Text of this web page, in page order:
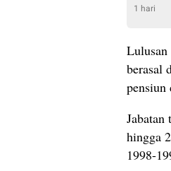
1 hari
berasal
pensiun
hingga
1998-